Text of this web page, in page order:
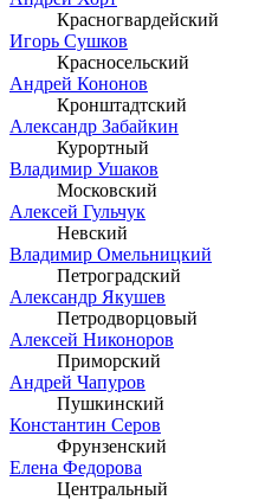
Красногвардейский
Игорь Сушков
Красносельский
Андрей Кононов
Кронштадтский
Александр Забайкин
Курортный
Владимир Ушаков
Московский
Алексей Гульчук
Невский
Владимир Омельницкий
Петроградский
Александр Якушев
Петродворцовый
Алексей Никоноров
Приморский
Андрей Чапуров
Пушкинский
Константин Серов
Фрунзенский
Елена Федорова
Центральный